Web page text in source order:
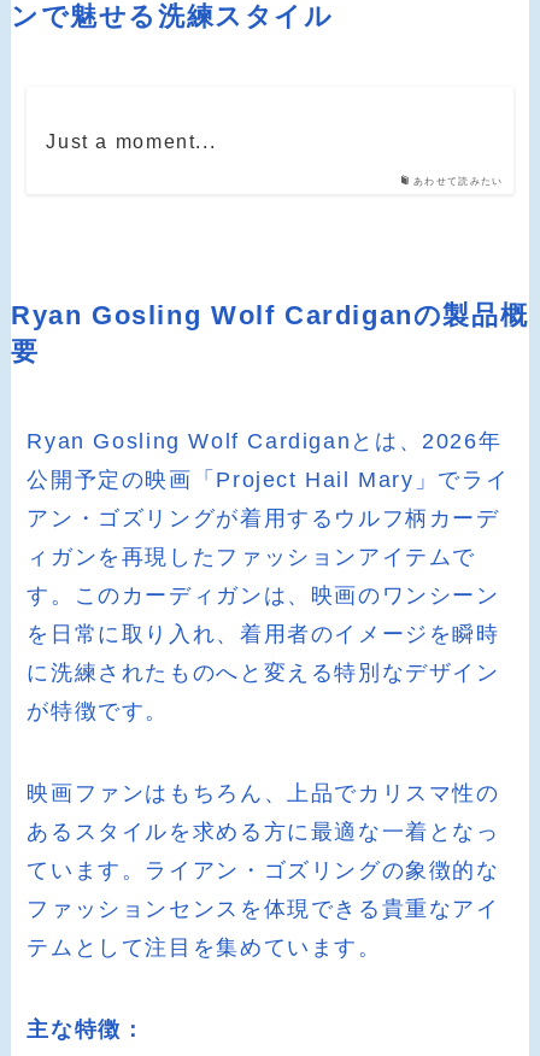
ンで魅せる洗練スタイル
あわせて読みたい
Just a moment...
Ryan Gosling Wolf Cardiganの製品概
要
Ryan Gosling Wolf Cardiganとは、2026年
公開予定の映画「Project Hail Mary」でライ
アン・ゴズリングが着用するウルフ柄カーデ
ィガンを再現したファッションアイテムで
す。このカーディガンは、映画のワンシーン
を日常に取り入れ、着用者のイメージを瞬時
に洗練されたものへと変える特別なデザイン
が特徴です。
映画ファンはもちろん、上品でカリスマ性の
あるスタイルを求める方に最適な一着となっ
ています。ライアン・ゴズリングの象徴的な
ファッションセンスを体現できる貴重なアイ
テムとして注目を集めています。
主な特徴：